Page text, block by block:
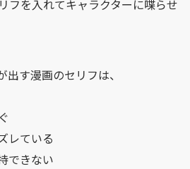
フを入れてキャラクターに喋らせ
出す漫画のセリフは、
レている
できない